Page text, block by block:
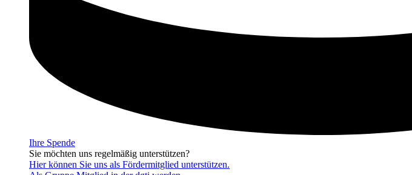
Ihre Spende
Sie möchten uns regelmäßig unterstützen?
Hier können Sie uns als Fördermitglied unterstützen.